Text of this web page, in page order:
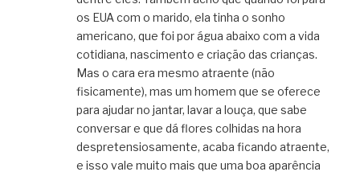
os EUA com o marido, ela tinha o sonho
americano, que foi por água abaixo com a vida
cotidiana, nascimento e criação das crianças.
Mas o cara era mesmo atraente (não
fisicamente), mas um homem que se oferece
para ajudar no jantar, lavar a louça, que sabe
conversar e que dá flores colhidas na hora
despretensiosamente, acaba ficando atraente,
e isso vale muito mais que uma boa aparência